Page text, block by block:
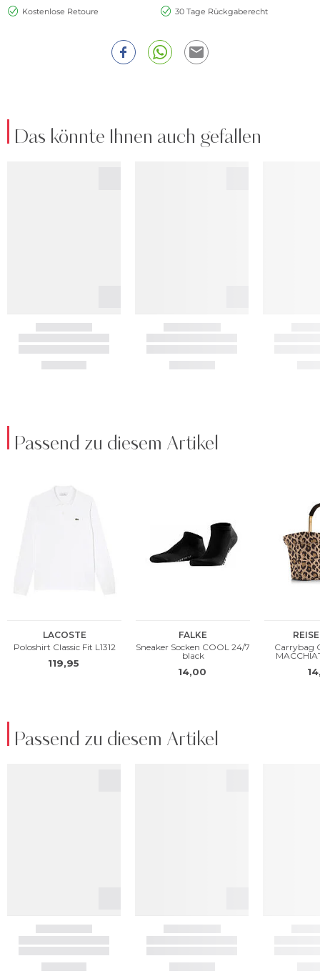
Kostenlose Retoure
30 Tage Rückgaberecht
Das könnte Ihnen auch gefallen
Passend zu diesem Artikel
Passend zu diesem Artikel